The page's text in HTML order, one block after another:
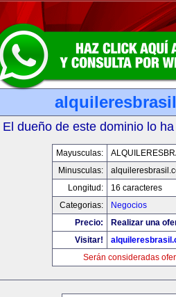
El dueño de este dominio lo
Mayusculas:
Minusculas:
Longitud:
16 caracteres
Categorias:
Negocios
Precio:
Realizar una
Visitar!
Serán consideradas